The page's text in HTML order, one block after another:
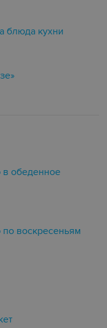
блюда кухни
в обеденное
воскресеньям